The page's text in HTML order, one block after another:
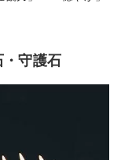
・守護石